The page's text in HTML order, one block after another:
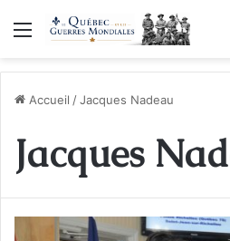
Menu
Accueil /Jacques Nadeau
Jacques